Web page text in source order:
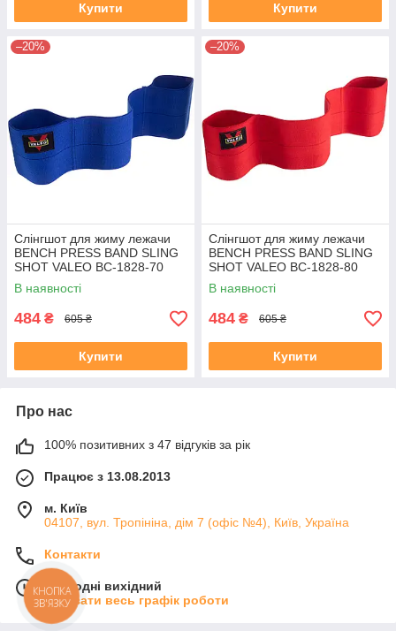
Купити Купити
–20%
Слінгшот для жиму лежачи
BENCH PRESS BAND SLING
SHOT VALEO BC-1828-70
кольори в асортименті
В наявності
484 ₴ 605 ₴
Купити
–20%
Слінгшот для жиму лежачи
BENCH PRESS BAND SLING
SHOT VALEO BC-1828-80
кольори в асортименті
В наявності
484 ₴ 605 ₴
Купити
Про нас
100% позитивних з 47 відгуків за рік
Працює з 13.08.2013
м. Київ
04107, вул. Тропініна, дім 7 (офіс №4), Київ, Україна
Контакти
Сьогодні вихідний
Показати весь графік роботи
КНОПКА
ЗВ'ЯЗКУ